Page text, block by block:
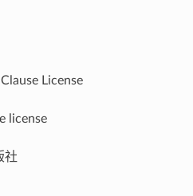
License
license
社